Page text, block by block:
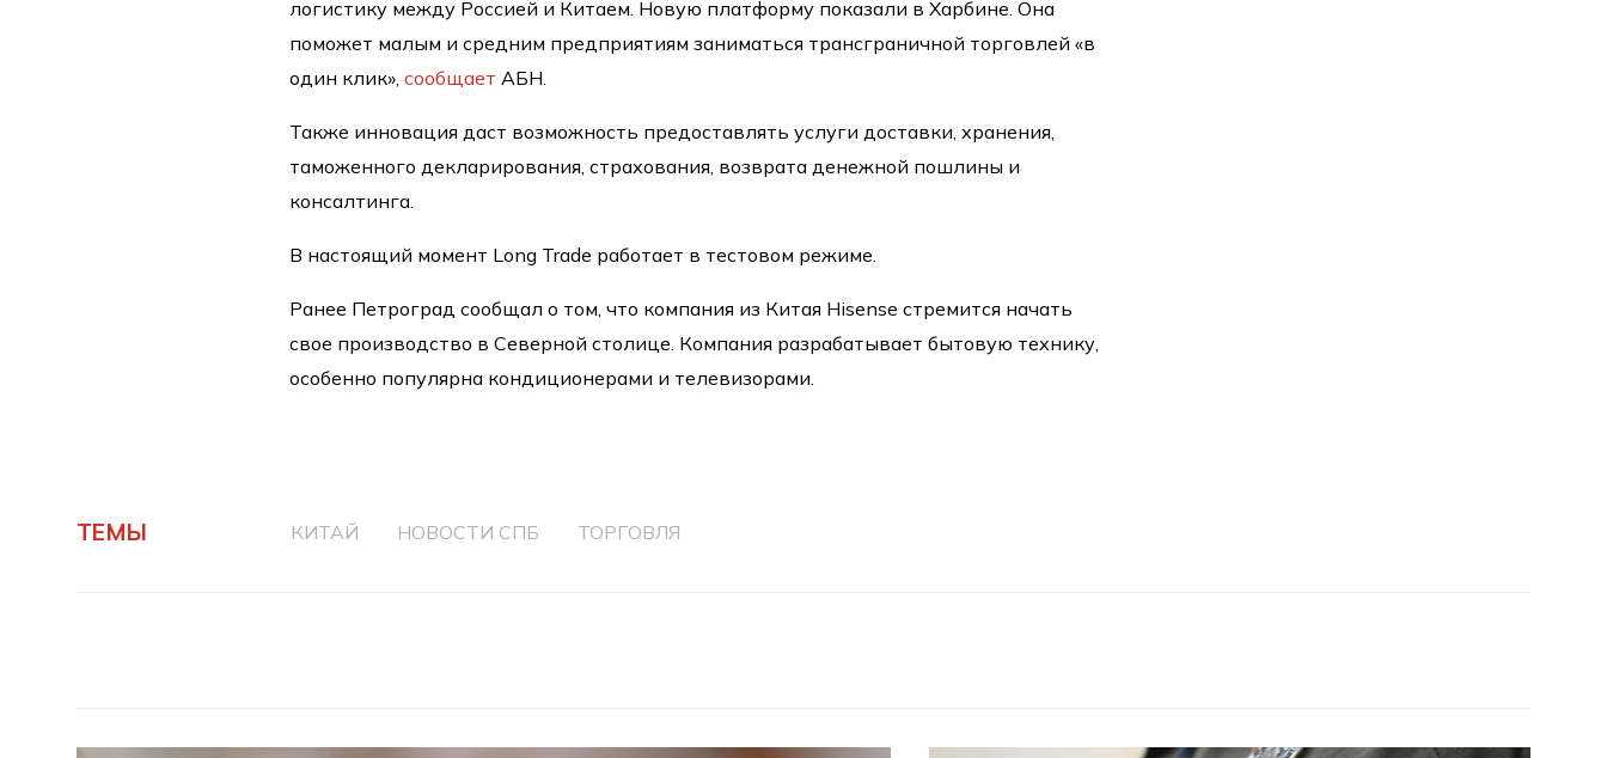
логистику между Россией и Китаем. Новую платформу показали в Харбине. Она
поможет малым и средним предприятиям заниматься трансграничной торговлей «в
один клик»,сообщает АБН.
Также инновация даст возможность предоставлять услуги доставки, хранения,
таможенного декларирования, страхования, возврата денежной пошлины и
консалтинга.
В настоящий момент Long Trade работает в тестовом режиме.
Ранее Петроград сообщал о том, что компания из Китая Hisense стремится начать
свое производство в Северной столице. Компания разрабатывает бытовую технику,
особенно популярна кондиционерами и телевизорами.
ТЕМЫ КИТАЙ НОВОСТИ СПБ ТОРГОВЛЯ